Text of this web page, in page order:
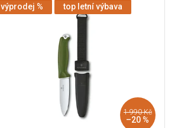
výprodej % top letní výbava
1 990 Kč
–20 %